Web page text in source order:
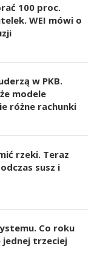
100 proc.
WEI mówi o
w PKB.
modele
różne rachunki
rzeki. Teraz
susz i
Co roku
jednej trzeciej